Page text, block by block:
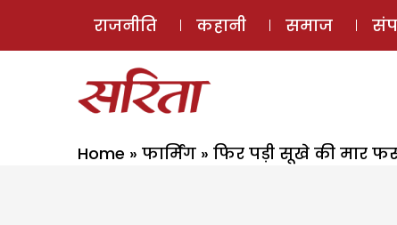
राजनीति कहानी समाज
Home » फार्मिंग » फिर पड़ी सूखे की मार